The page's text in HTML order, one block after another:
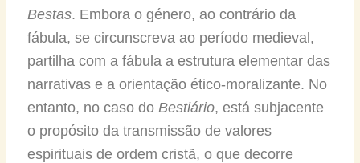
Bestas. Embora o género, ao contrário da
fábula, se circunscreva ao período medieval,
partilha com a fábula a estrutura elementar das
narrativas e a orientação ético-moralizante. No
entanto, no caso do Bestiário, está subjacente
o propósito da transmissão de valores
espirituais de ordem cristã, o que decorre